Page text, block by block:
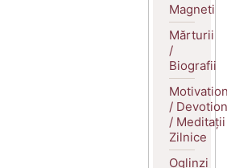
Magneti
Mărturii
/
Biografii
/
/ Meditații
Zilnice
Oglinzi